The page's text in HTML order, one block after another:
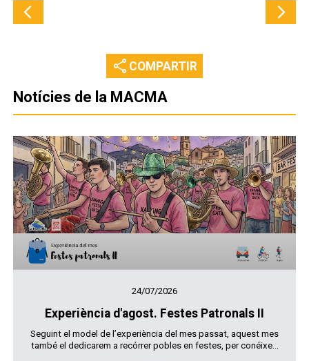
share COMPARTIR
Notícies de la MACMA
24/07/2026
Experiència d'agost. Festes Patronals II
Seguint el model de l’experiència del mes passat, aquest mes
també el dedicarem a recórrer pobles en festes, per conéixe...